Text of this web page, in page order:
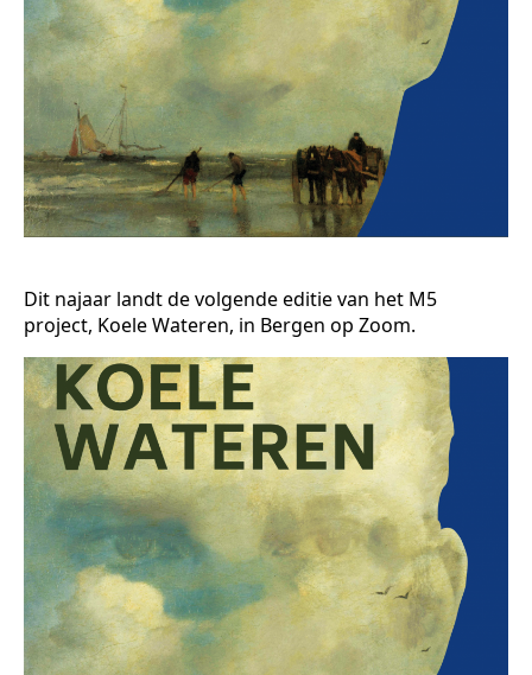
Dit najaar landt de volgende editie van het M5
project, Koele Wateren, in Bergen op Zoom.